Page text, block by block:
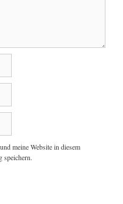
meine Website in diesem
speichern.